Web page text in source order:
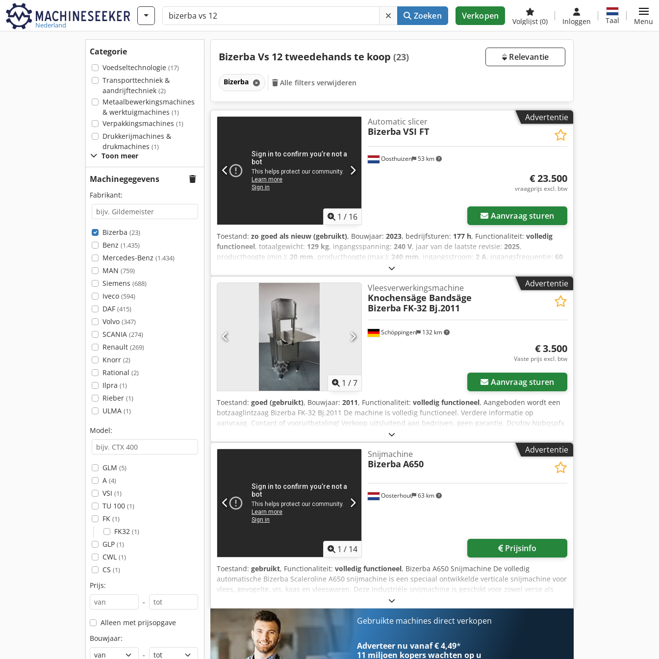
Nederland
Zoeken Verkopen
Volglijst (0) Inloggen Taal Menu
Categorie
Voedseltechnologie (17)
Transporttechniek &
aandrijftechniek (2)
Metaalbewerkingsmachines
& werktuigmachines (1)
Verpakkingsmachines (1)
Drukkerijmachines &
drukmachines (1)
Toon meer
Machinegegevens
Fabrikant:
Bizerba (23)
Benz (1.435)
Mercedes-Benz (1.434)
MAN (759)
Siemens (688)
Iveco (594)
DAF (415)
Volvo (347)
SCANIA (274)
Renault (269)
Knorr (2)
Rational (2)
Ilpra (1)
Rieber (1)
ULMA (1)
Model:
GLM (5)
A (4)
VSI (1)
TU 100 (1)
FK (1)
FK32 (1)
GLP (1)
CWL (1)
CS (1)
Prijs:
-
Alleen met prijsopgave
Bouwjaar:
-
Bizerba Vs 12 tweedehands te koop (23) Relevantie
Bizerba Alle filters verwijderen
Advertentie
1 / 16
Oosthuizen 53 km
Automatic slicer
Bizerba VSI FT
€ 23.500
vraagprijs excl. btw
Aanvraag sturen
Toestand: zo goed als nieuw (gebruikt), Bouwjaar: 2023, bedrijfsturen: 177 h, Functionaliteit: volledig
functioneel, totaalgewicht: 129 kg, ingangsspanning: 240 V, jaar van de laatste revisie: 2025,
producthoogte (min.): 20 mm, producthoogte (max.): 240 mm, ingangsstroom: 2 A, ingangsfrequentie: 60
, Wij bieden deze als nieuwe Bizerba VSI FT automatische
snijmachine met weegfunctie, bouwjaar November 2023, aan. Spanning: 220–240 V Stroom: 2,9 A
Frequentie: 50/60 Hz Beschermingsgraad: IPX5 Dcjdpszpztuefx Aliok Maximale weegcapaciteit: 2 kg
Weegnauwkeurigheid: 1 g Serienummer: 12302883 Typeaanduiding: VSI FT Als u vragen heeft of meer
informatie wenst, stuur ons gerust een bericht of bel ons.
Advertentie
1 /7
Schöppingen 132 km
Vleesverwerkingsmachine
Knochensäge Bandsäge
Bizerba FK-32 Bj.2011
€ 3.500
Vaste prijs excl. btw
Aanvraag sturen
Toestand: goed (gebruikt), Bouwjaar: 2011, Functionaliteit: volledig functioneel, Aangeboden wordt een
botzaaglintzaag Bizerba FK-32 Bj.2011 De machine is volledig functioneel. Verdere informatie op
aanvraag. Contant of vooruitbetaling! Verkoop uitsluitend aan bedrijven, geen garantie. Dcsdov Npbqspfx
Advertentie
1 / 14
Oosterhout 63 km
Snijmachine
Bizerba A650
Prijsinfo
Toestand: gebruikt, Functionaliteit: volledig functioneel, Bizerba A650 Snijmachine De volledig
automatische Bizerba Scaleroline A650 snijmachine is een speciaal ontwikkelde verticale snijmachine voor
vlees, gevogelte, vis, kaas en vleeswaren. Deze industriële snijmachine is geschikt voor zowel verse als
gekookte producten, waardoor hij ideaal is voor middelgrote en grote voedselproductiebedrijven. Dankzij
het geïntegreerde weegsysteem kunnen producten op een exact doelgewicht worden gesneden. Vrijwel
alle soorten worst, ham en kaas kunnen worden gesneden zonder dat ze eerst hoeven te worden
ingevroren, waarbij de plakken ofwel overlappend ofwel gestapeld worden gepresenteerd. De
snijmachine heeft een ruim bemeten productinvoer van 900 mm, terwijl het 420 mm mes een breed scala
aan producten kan verwerken met een snelheid van maximaal 300 plakken per minuut. Het intuïtieve
Gebruikte machines direct verkopen
Adverteer nu vanaf € 4,49*
11 miljoen koperswachten op u